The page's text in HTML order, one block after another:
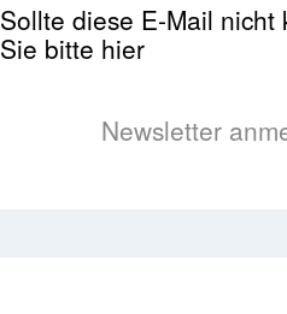
Sollte diese E-Mail
Sie bitte hier
Newsletter